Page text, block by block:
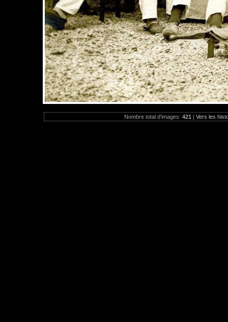
Nombre total d'images: 421 | Vers les